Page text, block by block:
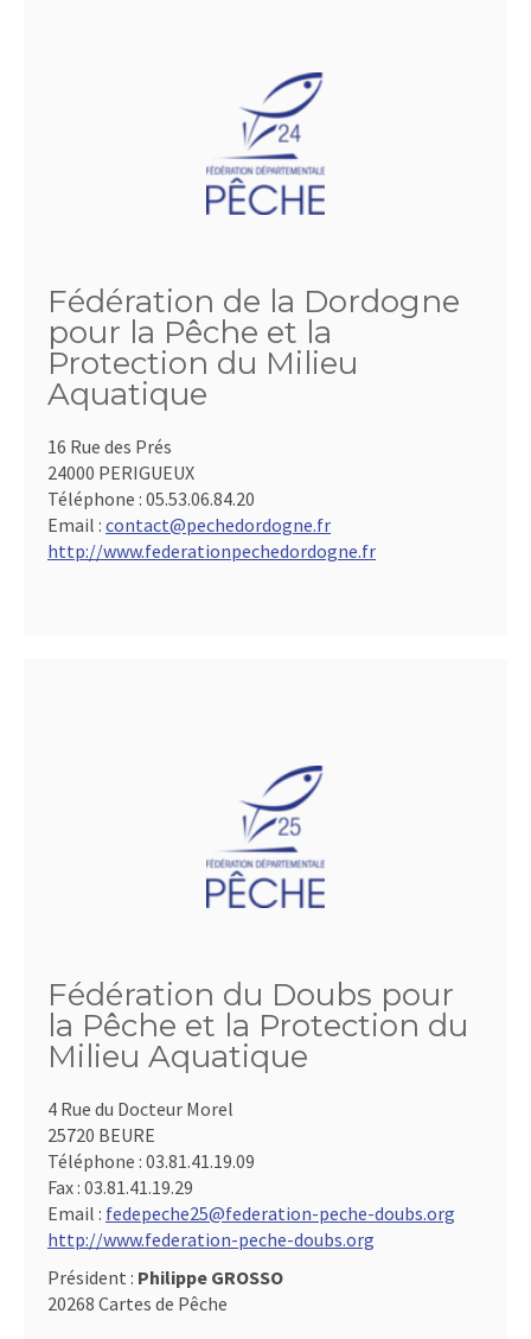
Fédération de la Dordogne
pour la Pêche et la
Protection du Milieu
Aquatique
16 Rue des Prés
24000 PERIGUEUX
Téléphone : 05.53.06.84.20
Email : contact@pechedordogne.fr
http://www.federationpechedordogne.fr
Fédération du Doubs pour
la Pêche et la Protection du
Milieu Aquatique
4 Rue du Docteur Morel
25720 BEURE
Téléphone : 03.81.41.19.09
Fax : 03.81.41.19.29
Email : fedepeche25@federation-peche-doubs.org
http://www.federation-peche-doubs.org
Président : Philippe GROSSO
20268 Cartes de Pêche